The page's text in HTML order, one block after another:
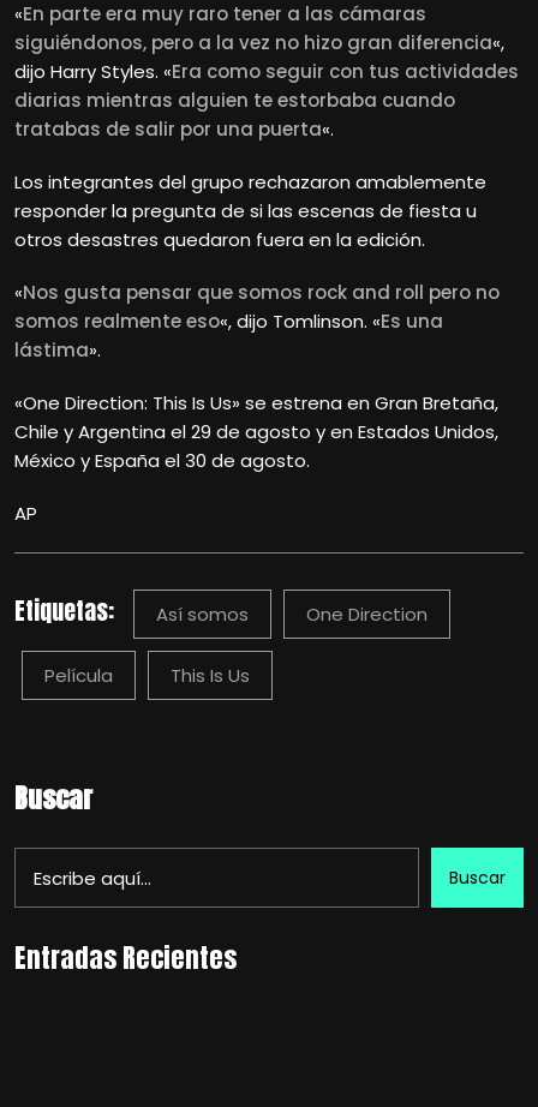
«En parte era muy raro tener a las cámaras
siguiéndonos, pero a la vez no hizo gran diferencia«,
dijo Harry Styles. «Era como seguir con tus actividades
diarias mientras alguien te estorbaba cuando
tratabas de salir por una puerta«.
Los integrantes del grupo rechazaron amablemente
responder la pregunta de si las escenas de fiesta u
otros desastres quedaron fuera en la edición.
«Nos gusta pensar que somos rock and roll pero no
somos realmente eso«, dijo Tomlinson. «Es una
lástima».
«One Direction: This Is Us» se estrena en Gran Bretaña,
Chile y Argentina el 29 de agosto y en Estados Unidos,
México y España el 30 de agosto.
AP
Etiquetas: Así somos One Direction
Película This Is Us
Buscar
Buscar
Entradas Recientes